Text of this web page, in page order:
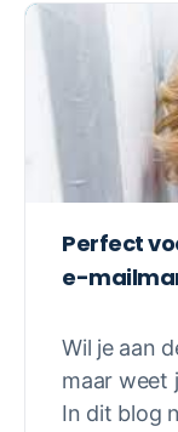
Perfect
e-
Wil je aan
maar weet
In dit blog